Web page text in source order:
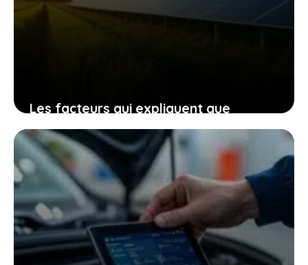
Les facteurs qui expliquent que
l’électrique européen garde la main
dans un monde en pleine révolution
4 février 2026